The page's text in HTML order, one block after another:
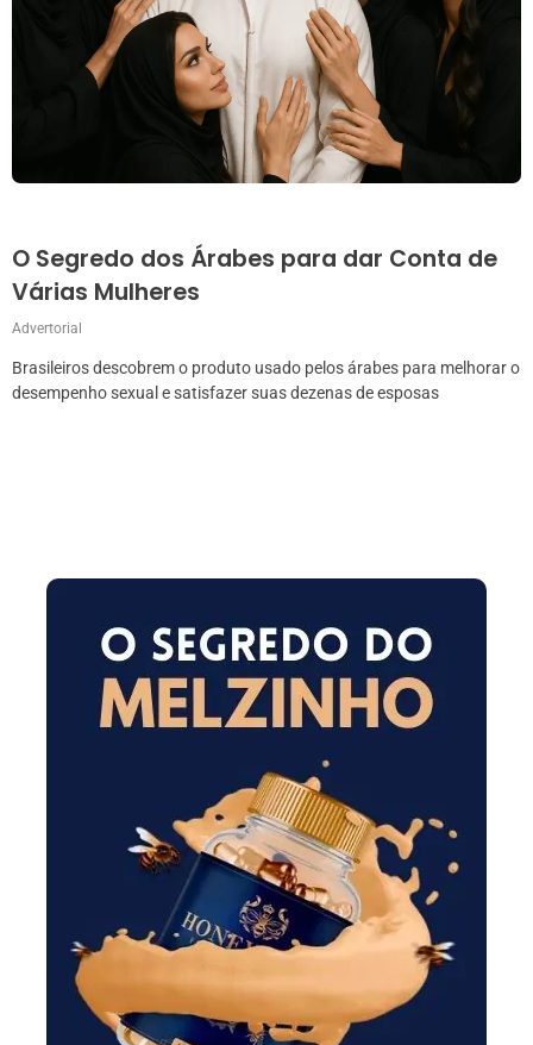
O Segredo dos Árabes para dar Conta de
Várias Mulheres
Advertorial
Brasileiros descobrem o produto usado pelos árabes para melhorar o
desempenho sexual e satisfazer suas dezenas de esposas